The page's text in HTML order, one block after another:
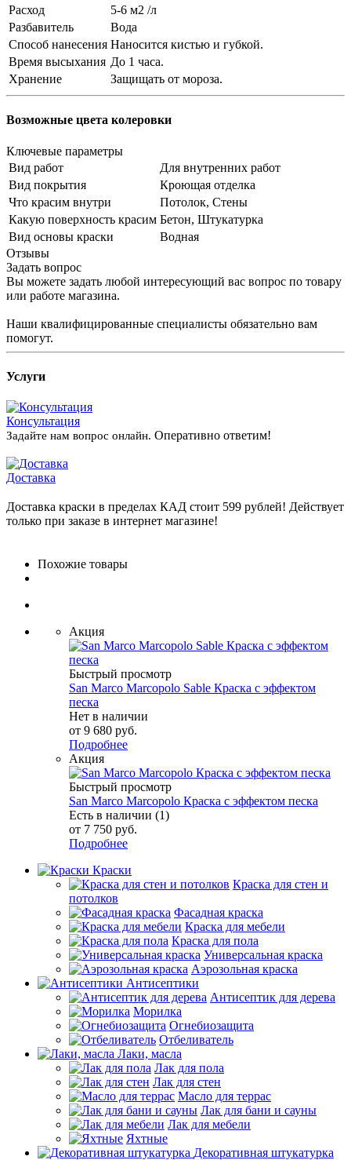
Расход
5-6 м2 /л
Разбавитель
Вода
Способ нанесения Наносится кистью и губкой.
Время высыхания До 1 часа.
Хранение
Защищать от мороза.
Возможные цвета колеровки
Ключевые параметры
Вид работ
Для внутренних работ
Вид покрытия
Кроющая отделка
Что красим внутри
Потолок, Стены
Какую поверхность красим Бетон, Штукатурка
Вид основы краски
Водная
Отзывы
Задать вопрос
Вы можете задать любой интересующий вас вопрос по товару
или работе магазина.
Наши квалифицированные специалисты обязательно вам
помогут.
Услуги
Консультация
Задайте нам вопрос онлайн. Оперативно ответим!
Доставка
Доставка краски в пределах КАД стоит 599 рублей! Действует
только при заказе в интернет магазине!
Похожие товары
Акция
Быстрый просмотр
San Marco Marcopolo Sable Краска с эффектом
песка
Нет в наличии
от 9 680 руб.
Подробнее
Акция
Быстрый просмотр
San Marco Marcopolo Краска с эффектом песка
Есть в наличии (1)
от 7 750 руб.
Подробнее
Краски
Краска для стен и
потолков
Фасадная краска
Краска для мебели
Краска для пола
Универсальная краска
Аэрозольная краска
Антисептики
Антисептик для дерева
Морилка
Огнебиозащита
Отбеливатель
Лаки, масла
Лак для пола
Лак для стен
Масло для террас
Лак для бани и сауны
Лак для мебели
Яхтные
Декоративная штукатурка